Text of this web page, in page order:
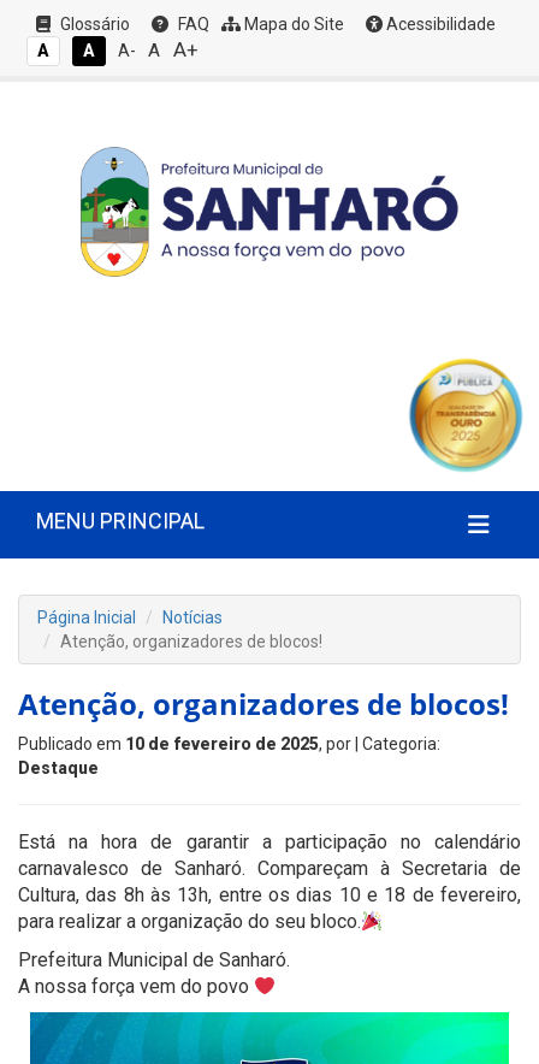
Glossário FAQ Mapa do Site
Acessibilidade
A
A A- A A+
MENU PRINCIPAL
Página Inicial
Notícias
Atenção, organizadores de blocos!
Atenção, organizadores de blocos!
Publicado em 10 de fevereiro de 2025, por | Categoria:
Destaque
Está na hora de garantir a participação no calendário
carnavalesco de Sanharó. Compareçam à Secretaria de
Cultura, das 8h às 13h, entre os dias 10 e 18 de fevereiro,
para realizar a organização do seu bloco.
Prefeitura Municipal de Sanharó.
A nossa força vem do povo